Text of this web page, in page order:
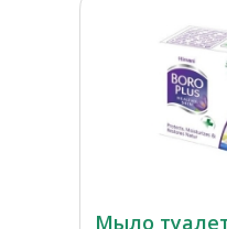
Мыло